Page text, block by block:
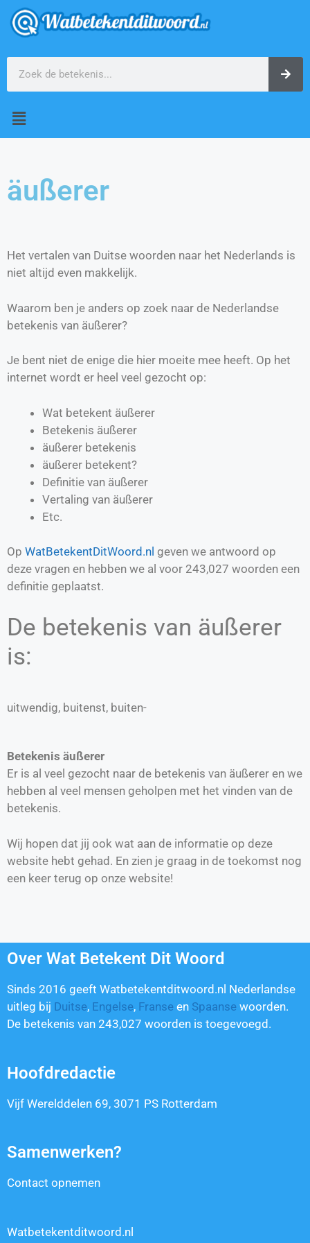
äußerer
Het vertalen van Duitse woorden naar het Nederlands is
niet altijd even makkelijk.
Waarom ben je anders op zoek naar de Nederlandse
betekenis van äußerer?
Je bent niet de enige die hier moeite mee heeft. Op het
internet wordt er heel veel gezocht op:
Wat betekent äußerer
Betekenis äußerer
äußerer betekenis
äußerer betekent?
Definitie van äußerer
Vertaling van äußerer
Etc.
Op WatBetekentDitWoord.nl geven we antwoord op
deze vragen en hebben we al voor 243,027 woorden een
definitie geplaatst.
De betekenis van äußerer
is:
uitwendig, buitenst, buiten-
Betekenis äußerer
Er is al veel gezocht naar de betekenis van äußerer en we
hebben al veel mensen geholpen met het vinden van de
betekenis.
Wij hopen dat jij ook wat aan de informatie op deze
website hebt gehad. En zien je graag in de toekomst nog
een keer terug op onze website!
Over Wat Betekent Dit Woord
Sinds 2016 geeft Watbetekentditwoord.nl Nederlandse
uitleg bij Duitse, Engelse, Franse en Spaanse woorden.
De betekenis van 243,027 woorden is toegevoegd.
Hoofdredactie
Vijf Werelddelen 69, 3071 PS Rotterdam
Samenwerken?
Contact opnemen
Watbetekentditwoord.nl